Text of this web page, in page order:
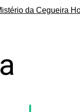
da Cegueira